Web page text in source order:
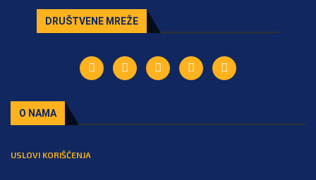
DRUŠTVENE MREŽE
O NAMA
USLOVI KORIŠĆENJA